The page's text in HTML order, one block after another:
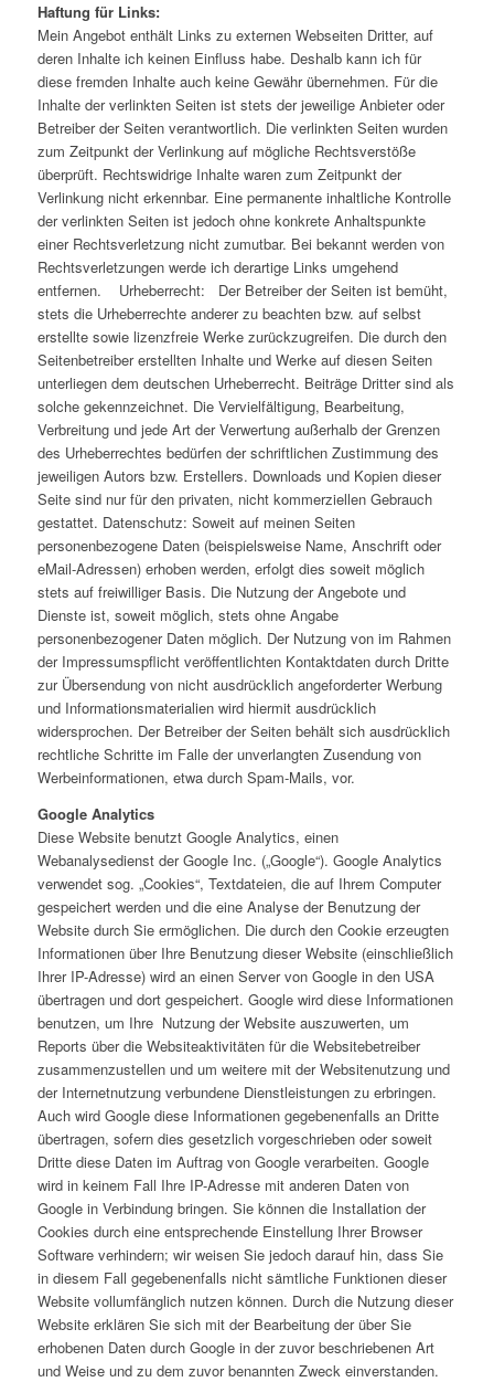
Haftung für Links:
Mein Angebot enthält Links zu externen Webseiten Dritter, auf
deren Inhalte ich keinen Einfluss habe. Deshalb kann ich für
diese fremden Inhalte auch keine Gewähr übernehmen. Für die
Inhalte der verlinkten Seiten ist stets der jeweilige Anbieter oder
Betreiber der Seiten verantwortlich. Die verlinkten Seiten wurden
zum Zeitpunkt der Verlinkung auf mögliche Rechtsverstöße
überprüft. Rechtswidrige Inhalte waren zum Zeitpunkt der
Verlinkung nicht erkennbar. Eine permanente inhaltliche Kontrolle
der verlinkten Seiten ist jedoch ohne konkrete Anhaltspunkte
einer Rechtsverletzung nicht zumutbar. Bei bekannt werden von
Rechtsverletzungen werde ich derartige Links umgehend
entfernen. Urheberrecht: Der Betreiber der Seiten ist bemüht,
stets die Urheberrechte anderer zu beachten bzw. auf selbst
erstellte sowie lizenzfreie Werke zurückzugreifen. Die durch den
Seitenbetreiber erstellten Inhalte und Werke auf diesen Seiten
unterliegen dem deutschen Urheberrecht. Beiträge Dritter sind als
solche gekennzeichnet. Die Vervielfältigung, Bearbeitung,
Verbreitung und jede Art der Verwertung außerhalb der Grenzen
des Urheberrechtes bedürfen der schriftlichen Zustimmung des
jeweiligen Autors bzw. Erstellers. Downloads und Kopien dieser
Seite sind nur für den privaten, nicht kommerziellen Gebrauch
gestattet. Datenschutz: Soweit auf meinen Seiten
personenbezogene Daten (beispielsweise Name, Anschrift oder
eMail-Adressen) erhoben werden, erfolgt dies soweit möglich
stets auf freiwilliger Basis. Die Nutzung der Angebote und
Dienste ist, soweit möglich, stets ohne Angabe
personenbezogener Daten möglich. Der Nutzung von im Rahmen
der Impressumspflicht veröffentlichten Kontaktdaten durch Dritte
zur Übersendung von nicht ausdrücklich angeforderter Werbung
und Informationsmaterialien wird hiermit ausdrücklich
widersprochen. Der Betreiber der Seiten behält sich ausdrücklich
rechtliche Schritte im Falle der unverlangten Zusendung von
Werbeinformationen, etwa durch Spam-Mails, vor.
Google Analytics
Diese Website benutzt Google Analytics, einen
Webanalysedienst der Google Inc. („Google“). Google Analytics
verwendet sog. „Cookies“, Textdateien, die auf Ihrem Computer
gespeichert werden und die eine Analyse der Benutzung der
Website durch Sie ermöglichen. Die durch den Cookie erzeugten
Informationen über Ihre Benutzung dieser Website (einschließlich
Ihrer IP-Adresse) wird an einen Server von Google in den USA
übertragen und dort gespeichert. Google wird diese Informationen
benutzen, um Ihre Nutzung der Website auszuwerten, um
Reports über die Websiteaktivitäten für die Websitebetreiber
zusammenzustellen und um weitere mit der Websitenutzung und
der Internetnutzung verbundene Dienstleistungen zu erbringen.
Auch wird Google diese Informationen gegebenenfalls an Dritte
übertragen, sofern dies gesetzlich vorgeschrieben oder soweit
Dritte diese Daten im Auftrag von Google verarbeiten. Google
wird in keinem Fall Ihre IP-Adresse mit anderen Daten von
Google in Verbindung bringen. Sie können die Installation der
Cookies durch eine entsprechende Einstellung Ihrer Browser
Software verhindern; wir weisen Sie jedoch darauf hin, dass Sie
in diesem Fall gegebenenfalls nicht sämtliche Funktionen dieser
Website vollumfänglich nutzen können. Durch die Nutzung dieser
Website erklären Sie sich mit der Bearbeitung der über Sie
erhobenen Daten durch Google in der zuvor beschriebenen Art
und Weise und zu dem zuvor benannten Zweck einverstanden.